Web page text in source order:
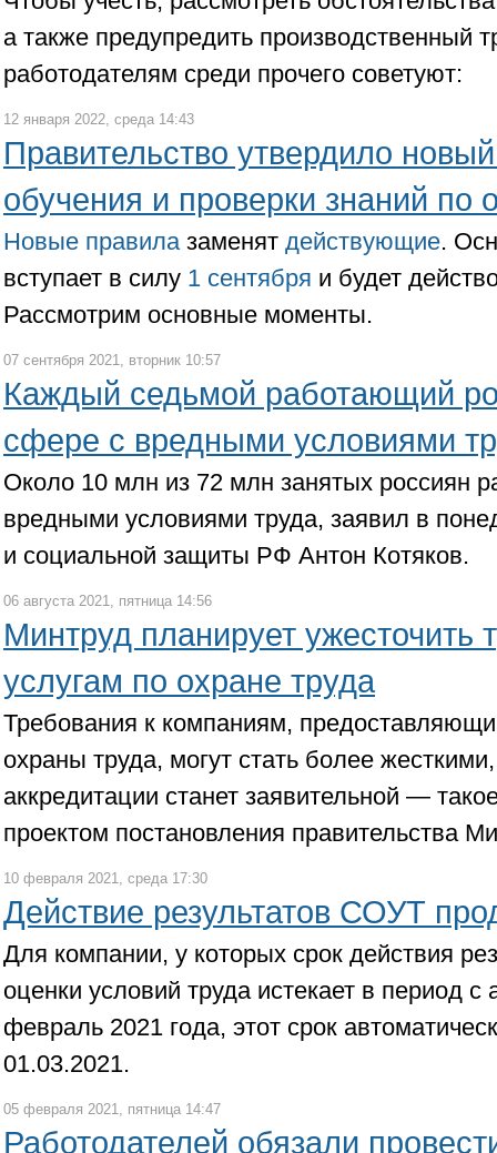
а также предупредить производственный
работодателям среди прочего советуют:
12 января 2022, среда 14:43
Правительство утвердило
обучения и проверки знаний по
Новые правилазаменят действующие.
вступает в силу 1 сентября и будет
Рассмотрим основные моменты.
07 сентября 2021, вторник 10:57
Каждый седьмой работающий
сфере с вредными условиями
Около 10 млн из 72 млн занятых россиян
вредными условиями труда, заявил в
и социальной защиты РФ Антон Котяков.
06 августа 2021, пятница 14:56
Минтруд планирует ужесточить
услугам по охране труда
Требования к компаниям,
охраны труда, могут стать более
аккредитации станет заявительной —
проектом постановления правительства
10 февраля 2021, среда 17:30
Действие результатов СОУТ
Для компании, у которых срок действия
оценки условий труда истекает в период с
февраль 2021 года, этот срок
01.03.2021.
05 февраля 2021, пятница 14:47
Работодателей обязали